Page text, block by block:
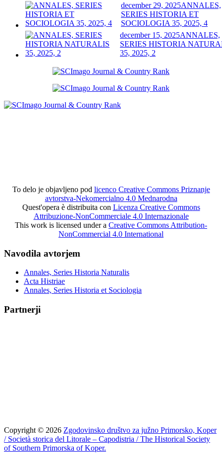
december 29, 2025ANNALES,
SERIES HISTORIA ET
SOCIOLOGIA 35, 2025, 4
december 15, 2025ANNALES,
SERIES HISTORIA
35, 2025, 2
To delo je objavljeno pod licenco Creative Commons Priznanje
avtorstva-Nekomercialno 4.0 Mednarodna
Quest'opera è distribuita con Licenza Creative Commons
Attribuzione-NonCommerciale 4.0 Internazionale
This work is licensed under a Creative Commons Attribution-
NonCommercial 4.0 International
Navodila avtorjem
Annales, Series Historia Naturalis
Acta Histriae
Annales, Series Historia et Sociologia
Partnerji
Copyright © 2026 Zgodovinsko društvo za južno Primorsko, Koper
/ Società storica del Litorale – Capodistria / The Historical Society
of Southern Primorska of Koper.